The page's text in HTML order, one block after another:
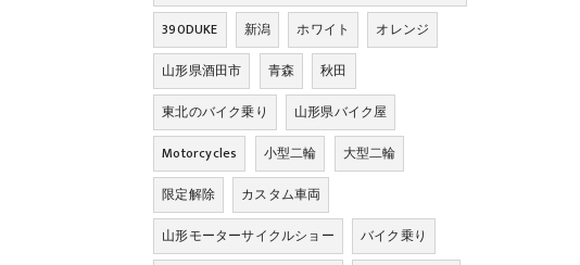
390DUKE
新潟 ホワイト
オレンジ
山形県酒田市
青森
秋田
東北のバイク乗り
山形県バイク屋
Motorcycles
小型二輪
大型二輪
限定解除
カスタム車両
山形モーターサイクルショー
バイク乗り